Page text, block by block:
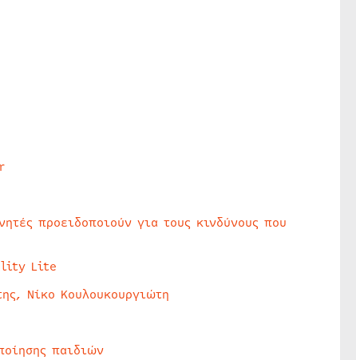
προειδοποιούν για τους κινδύνους που
Lite
Νίκο Κουλουκουργιώτη
παιδιών